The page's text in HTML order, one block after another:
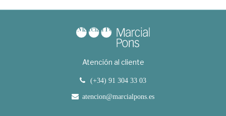
Atención al cliente
(+34) 91 304 33 03
atencion@marcialpons.es